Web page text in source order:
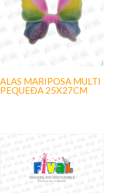
ALAS MARIPOSA MULTI
PEQUEÐA 25X27CM